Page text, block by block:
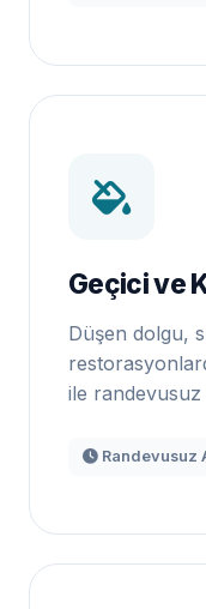
Geçici ve
Düşen dolgu,
ile randevusuz
Randevusuz